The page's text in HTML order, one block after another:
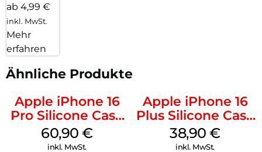
ab 4,99 €
inkl. MwSt.
Mehr
erfahren
Ähnliche Produkte
Apple iPhone 16
Pro Silicone Case
MagSafe Stone
Gray
60,90€
inkl. MwSt.
Apple iPhone 16
Plus Silicone Case
MagSafe Denim
38,90€
inkl. MwSt.